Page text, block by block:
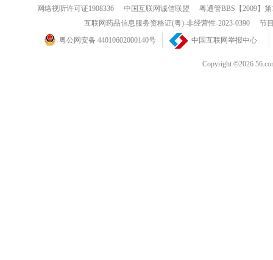
网络视听许可证1908336
中国互联网诚信联盟
粤通管BBS【2009】
互联网药品信息服务资格证(粤)-非经营性-2023-0390
节
粤公网安备 44010602000140号
中国互联网举报中心
Copyright ©2026